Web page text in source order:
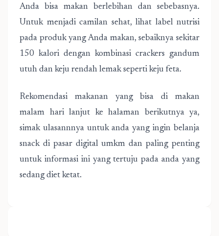
Anda bisa makan berlebihan dan sebebasnya.
Untuk menjadi camilan sehat, lihat label nutrisi
pada produk yang Anda makan, sebaiknya sekitar
150 kalori dengan kombinasi crackers gandum
utuh dan keju rendah lemak seperti keju feta.
Rekomendasi makanan yang bisa di makan
malam hari lanjut ke halaman berikutnya ya,
simak ulasannnya untuk anda yang ingin belanja
snack di pasar digital umkm dan paling penting
untuk informasi ini yang tertuju pada anda yang
sedang diet ketat.